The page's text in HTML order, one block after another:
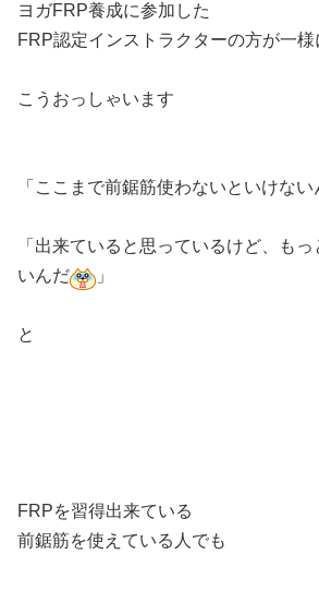
ヨガFRP養成に参加した
FRP認定インストラクターの方が一様
こうおっしゃいます
「ここまで前鋸筋使わないといけない
「出来ていると思っているけど、も
いんだ
」
と
FRPを習得出来ている
前鋸筋を使えている人でも